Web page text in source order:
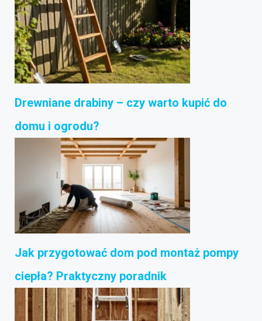
Drewniane drabiny – czy warto kupić do
domu i ogrodu?
Jak przygotować dom pod montaż pompy
ciepła? Praktyczny poradnik